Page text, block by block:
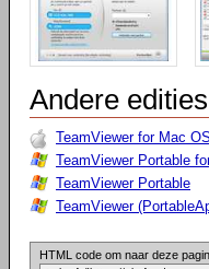
Andere
TeamViewer for Mac
TeamViewer Portable
TeamViewer Portable
TeamViewer
HTML code om naar deze